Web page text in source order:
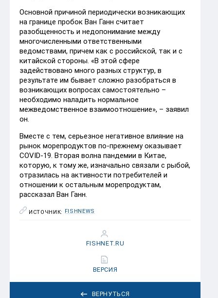
Основной причиной периодически возникающих
на границе пробок Ван Ганн считает
разобщенность и недопонимание между
многочисленными ответственными
ведомствами, причем как с российской, так и с
китайской стороны. «В этой сфере
задействовано много разных структур, в
результате им бывает сложно разобраться в
возникающих вопросах самостоятельно –
необходимо наладить нормальное
межведомственное взаимоотношение», – заявил
он.
Вместе с тем, серьезное негативное влияние на
рынок морепродуктов по-прежнему оказывает
COVID-19. Вторая волна пандемии в Китае,
которую, к тому же, изначально связали с рыбой,
отразилась на активности потребителей и
отношении к остальным морепродуктам,
рассказал Ван Ганн.
ИСТОЧНИК: FISHNEWS
ВЕРНУТЬСЯ
FISHNET.RU
ВЕРСИЯ